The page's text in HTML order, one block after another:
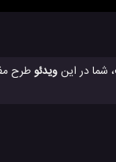
ویدئو
های مفهومی